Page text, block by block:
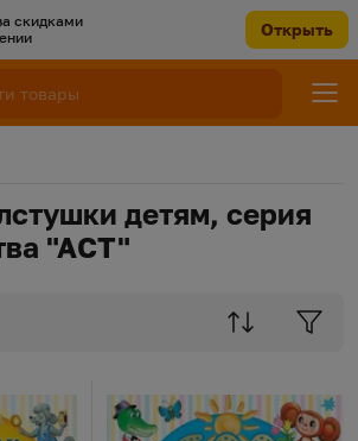
скидками
Открыть
детям, серия
"АСТ"